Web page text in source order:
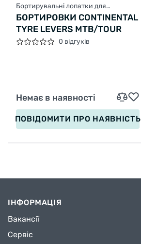
Бортирувальні лопатки для
велосипеда
БОРТИРОВКИ CONTINENTAL
TYRE LEVERS MTB/TOUR
0 відгуків
Немає в наявності
ПОВІДОМИТИ ПРО НАЯВНІСТЬ
ІНФОРМАЦІЯ
Вакансії
Сервіс